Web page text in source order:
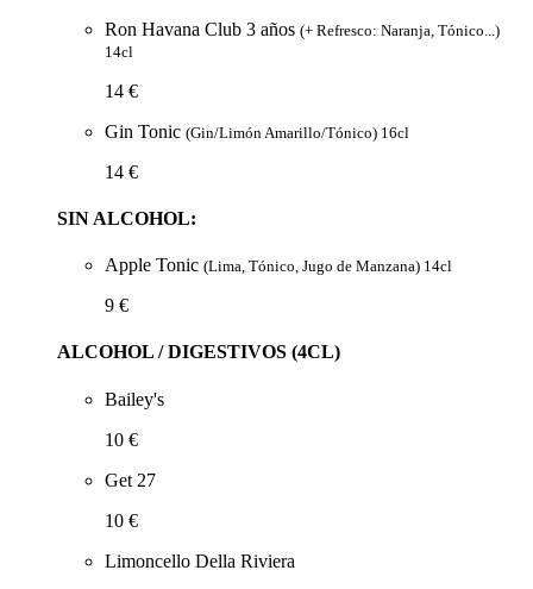
Ron Havana Club 3 años (+ Refresco: Naranja, Tónico...)
14cl
14 €
Gin Tonic (Gin/Limón Amarillo/Tónico) 16cl
14 €
SIN ALCOHOL:
Apple Tonic (Lima, Tónico, Jugo de Manzana) 14cl
9 €
ALCOHOL / DIGESTIVOS (4CL)
Bailey's
10 €
Get 27
10 €
Limoncello Della Riviera